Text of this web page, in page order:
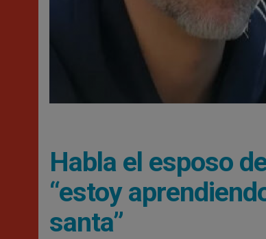
Habla el esposo
“estoy
santa”